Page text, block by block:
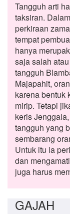
Tangguh arti
taksiran.
perkiraan
tempat
hanya
saja salah
tangguh
Majapahit,
karena bentuk
mirip. Tetapi
keris
tangguh yang
sembarang
Untuk itu ia
dan
juga harus
GAJAH